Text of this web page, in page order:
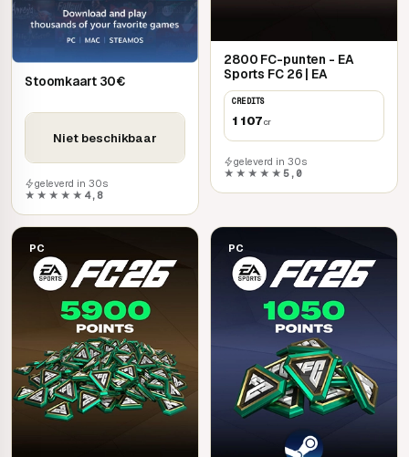
Stoomkaart 30€
Niet beschikbaar
geleverd in 30s
★★★★★ 4,8
2800 FC-punten - EA
Sports FC 26 | EA
CREDITS
1 107cr
geleverd in 30s
★★★★★ 5,0
PC PC